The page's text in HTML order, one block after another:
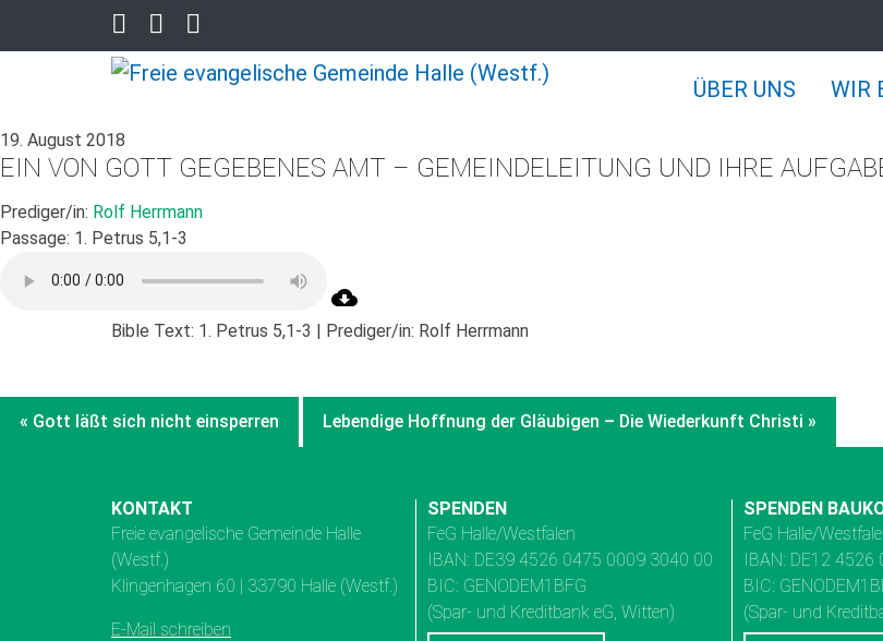
ÜBER UNS WIR
19. August 2018
EIN VON GOTT GEGEBENES AMT – GEMEINDELEITUNG UND IHRE
Prediger/in: Rolf Herrmann
Passage: 1. Petrus 5,1-3
Bible Text: 1. Petrus 5,1-3 | Prediger/in: Rolf Herrmann
« Gott läßt sich nicht einsperren Lebendige Hoffnung der Gläubigen – Die Wiederkunft Christi »
KONTAKT
Freie evangelische Gemeinde Halle
(Westf.)
Klingenhagen 60 | 33790 Halle (Westf.)
E-Mail schreiben
SPENDEN
FeG Halle/Westfalen
IBAN: DE39 4526 0475 0009 3040 00
BIC: GENODEM1BFG
(Spar- und Kreditbank eG, Witten)
SPENDEN
FeG Halle/
IBAN: DE12
BIC:
(Spar- und